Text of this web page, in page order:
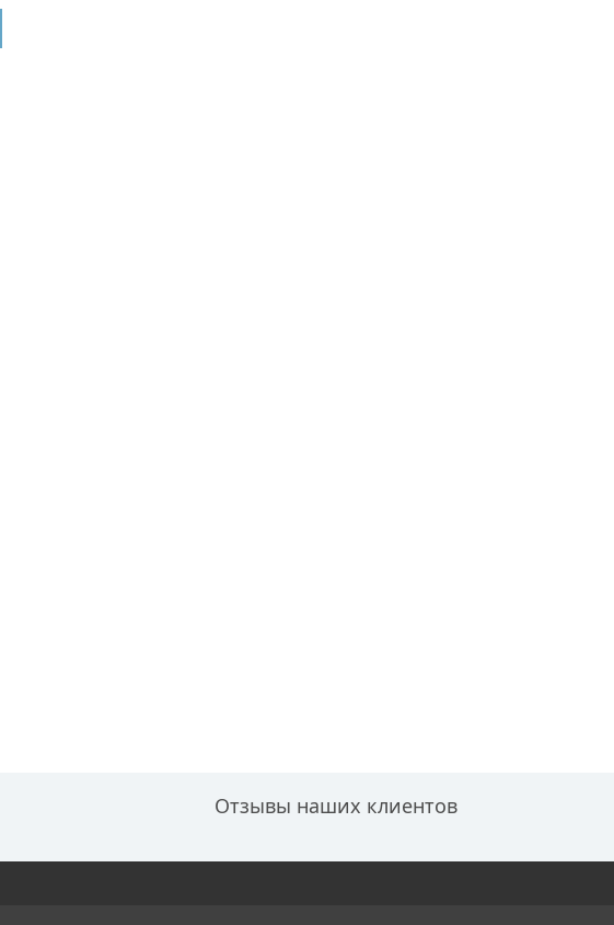
Отзывы наших клиентов